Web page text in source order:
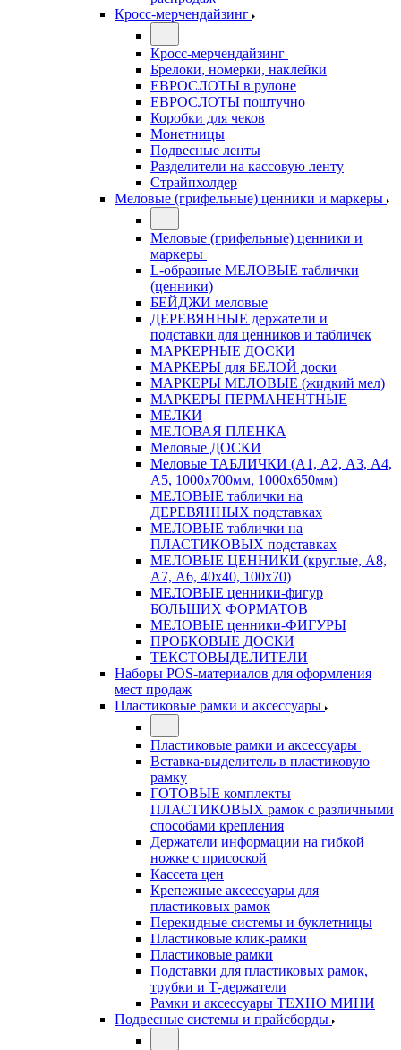
Кросс-мерчендайзинг
Кросс-мерчендайзинг
Брелоки, номерки, наклейки
ЕВРОСЛОТЫ в рулоне
ЕВРОСЛОТЫ поштучно
Коробки для чеков
Монетницы
Подвесные ленты
Разделители на кассовую ленту
Страйпхолдер
Меловые (грифельные) ценники и маркеры
Меловые (грифельные) ценники и
маркеры
L-образные МЕЛОВЫЕ таблички
(ценники)
БЕЙДЖИ меловые
ДЕРЕВЯННЫЕ держатели и
подставки для ценников и табличек
МАРКЕРНЫЕ ДОСКИ
МАРКЕРЫ для БЕЛОЙ доски
МАРКЕРЫ МЕЛОВЫЕ (жидкий мел)
МАРКЕРЫ ПЕРМАНЕНТНЫЕ
МЕЛКИ
МЕЛОВАЯ ПЛЕНКА
Меловые ДОСКИ
Меловые ТАБЛИЧКИ (А1, А2, А3, А4,
А5, 1000х700мм, 1000х650мм)
МЕЛОВЫЕ таблички на
ДЕРЕВЯННЫХ подставках
МЕЛОВЫЕ таблички на
ПЛАСТИКОВЫХ подставках
МЕЛОВЫЕ ЦЕННИКИ (круглые, А8,
А7, А6, 40х40, 100х70)
МЕЛОВЫЕ ценники-фигур
БОЛЬШИХ ФОРМАТОВ
МЕЛОВЫЕ ценники-ФИГУРЫ
ПРОБКОВЫЕ ДОСКИ
ТЕКСТОВЫДЕЛИТЕЛИ
Наборы POS-материалов для оформления
мест продаж
Пластиковые рамки и аксессуары
Пластиковые рамки и аксессуары
Вставка-выделитель в пластиковую
рамку
ГОТОВЫЕ комплекты
ПЛАСТИКОВЫХ рамок с различными
способами крепления
Держатели информации на гибкой
ножке с присоской
Кассета цен
Крепежные аксессуары для
пластиковых рамок
Перекидные системы и буклетницы
Пластиковые клик-рамки
Пластиковые рамки
Подставки для пластиковых рамок,
трубки и Т-держатели
Рамки и аксессуары ТЕХНО МИНИ
Подвесные системы и прайсборды